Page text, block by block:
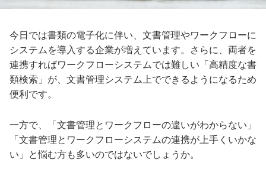
今日では書類の電子化に伴い、文書管理やワークフローに
システムを導入する企業が増えています。さらに、両者を
連携すればワークフローシステムでは難しい「高精度な書
類検索」が、文書管理システム上でできるようになるため
便利です。
一方で、「文書管理とワークフローの違いがわからない」
「文書管理とワークフローシステムの連携が上手くいかな
い」と悩む方も多いのではないでしょうか。